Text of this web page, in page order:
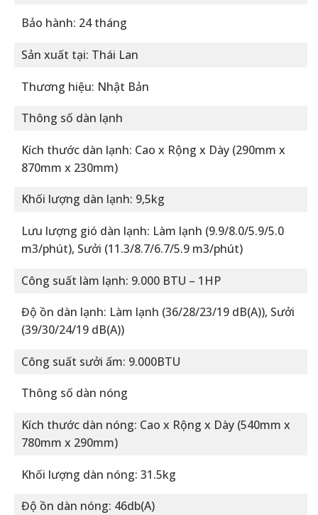
Bảo hành: 24 tháng
Sản xuất tại: Thái Lan
Thương hiệu: Nhật Bản
Thông số dàn lạnh
Kích thước dàn lạnh: Cao x Rộng x Dày (290mm x
870mm x 230mm)
Khối lượng dàn lạnh: 9,5kg
Lưu lượng gió dàn lạnh: Làm lạnh (9.9/8.0/5.9/5.0
m3/phút), Sưởi (11.3/8.7/6.7/5.9 m3/phút)
Công suất làm lạnh: 9.000 BTU – 1HP
Độ ồn dàn lạnh: Làm lạnh (36/28/23/19 dB(A)), Sưởi
(39/30/24/19 dB(A))
Công suất sưởi ấm: 9.000BTU
Thông số dàn nóng
Kích thước dàn nóng: Cao x Rộng x Dày (540mm x
780mm x 290mm)
Khối lượng dàn nóng: 31.5kg
Độ ồn dàn nóng: 46db(A)